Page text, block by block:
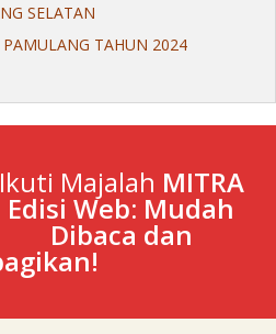
SELATAN
PAMULANG TAHUN 2024
Ikuti Majalah MITRA
Edisi Web: Mudah
Dibaca dan